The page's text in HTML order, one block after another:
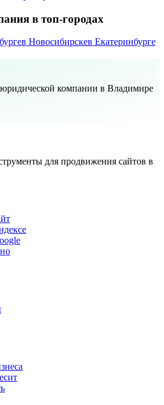
в топ-городах
в Новосибирскев Екатеринбурге
компании в Владимире
для продвижения сайтов в